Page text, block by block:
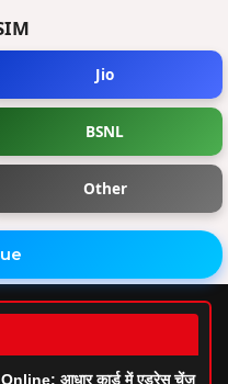
Jio
BSNL
Other
आधार कार्ड में एड्रेस चेंज